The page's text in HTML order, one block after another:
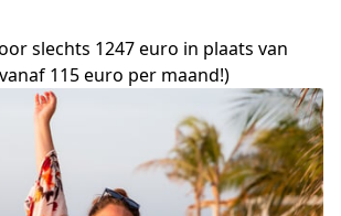
slechts 1247 euro in plaats van
115 euro per maand!)